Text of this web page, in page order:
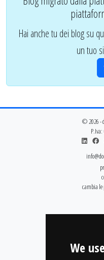
We
Hai anche tu dei blog su
un tuo
© 2026 -
P.Iva:
cambia le